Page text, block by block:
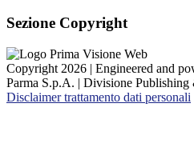
Sezione Copyright
Copyright 2026 | Engineered and
Parma S.p.A. | Divisione
Disclaimer trattamento dati personali